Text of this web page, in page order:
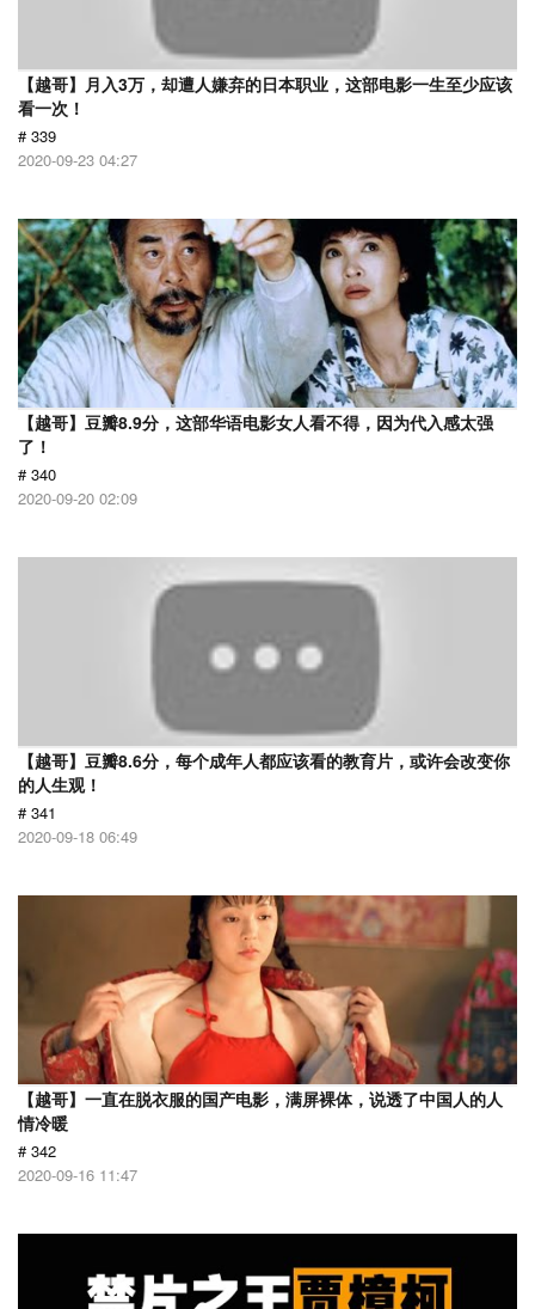
【越哥】月入3万，却遭人嫌弃的日本职业，这部电影一生至少应该
看一次！
# 339
2020-09-23 04:27
【越哥】豆瓣8.9分，这部华语电影女人看不得，因为代入感太强
了！
# 340
2020-09-20 02:09
【越哥】豆瓣8.6分，每个成年人都应该看的教育片，或许会改变你
的人生观！
# 341
2020-09-18 06:49
【越哥】一直在脱衣服的国产电影，满屏裸体，说透了中国人的人
情冷暖
# 342
2020-09-16 11:47